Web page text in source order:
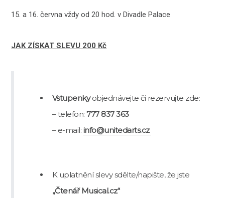
15. a 16. června vždy od 20 hod. v Divadle Palace
JAK ZÍSKAT SLEVU 200 Kč
Vstupenkyobjednávejte či rezervujte zde:
– telefon:777 837 363
– e-mail: info@unitedarts.cz
K uplatnění slevy sdělte/napište, že jste
„Čtenář Musical.cz“